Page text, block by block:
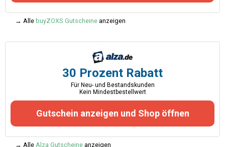
→ Alle buyZOXS Gutscheine anzeigen
30 Prozent Rabatt
Für Neu- und Bestandskunden
Kein Mindestbestellwert
Gutschein anzeigen und Shop öffnen
→ Alle Alza Gutscheine anzeigen